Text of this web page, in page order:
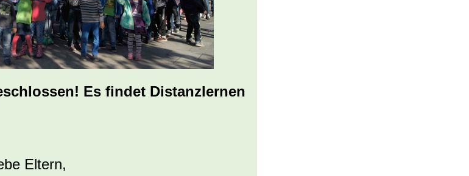
Es findet Distanzlernen
Eltern,